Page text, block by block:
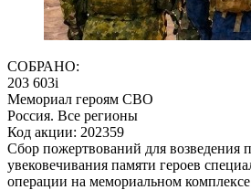
СОБРАНО:
203 603i
Мемориал героям СВО
Россия. Все регионы
Код акции: 202359
Сбор пожертвований для возведения
увековечивания памяти героев
операции на мемориальном